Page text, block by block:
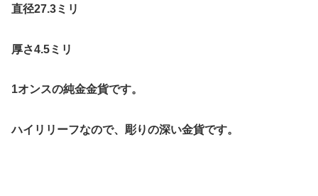
直径27.3ミリ
厚さ4.5ミリ
1オンスの純金金貨です。
ハイリリーフなので、彫りの深い金貨です。